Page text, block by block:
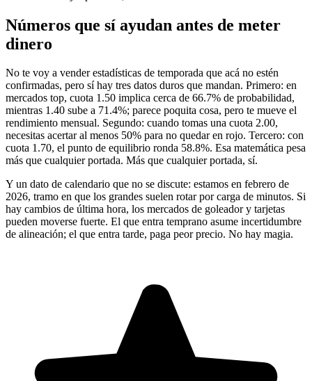
Números que sí ayudan antes de meter
dinero
No te voy a vender estadísticas de temporada que acá no estén
confirmadas, pero sí hay tres datos duros que mandan. Primero: en
mercados top, cuota 1.50 implica cerca de 66.7% de probabilidad,
mientras 1.40 sube a 71.4%; parece poquita cosa, pero te mueve el
rendimiento mensual. Segundo: cuando tomas una cuota 2.00,
necesitas acertar al menos 50% para no quedar en rojo. Tercero: con
cuota 1.70, el punto de equilibrio ronda 58.8%. Esa matemática pesa
más que cualquier portada. Más que cualquier portada, sí.
Y un dato de calendario que no se discute: estamos en febrero de
2026, tramo en que los grandes suelen rotar por carga de minutos. Si
hay cambios de última hora, los mercados de goleador y tarjetas
pueden moverse fuerte. El que entra temprano asume incertidumbre
de alineación; el que entra tarde, paga peor precio. No hay magia.